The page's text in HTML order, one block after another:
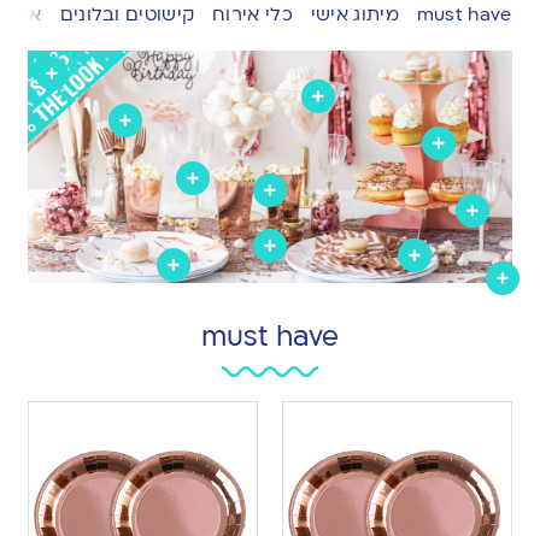
must have מיתוג אישי כלי אירוח קישוטים ובלונים
must have